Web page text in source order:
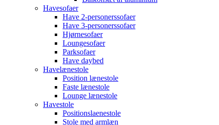
Havesofaer
Have 2-personerssofaer
Have 3-personerssofaer
Hjørnesofaer
Loungesofaer
Parksofaer
Have daybed
Havelænestole
Position lænestole
Faste lænestole
Lounge lænestole
Havestole
Positionslaenestole
Stole med armlæn